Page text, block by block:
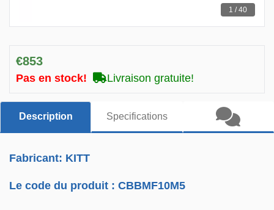
1 / 40
€853
Pas en stock! Livraison gratuite!
Description Specifications
Fabricant: KITT
Le code du produit :CBBMF10M5